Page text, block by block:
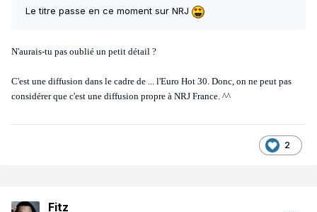
Le titre passe en ce moment sur NRJ
N'aurais-tu pas oublié un petit détail ?
C'est une diffusion dans le cadre de ... l'Euro Hot 30. Donc, on ne peut pas
considérer que c'est une diffusion propre à NRJ France. ^^
2
Fitz